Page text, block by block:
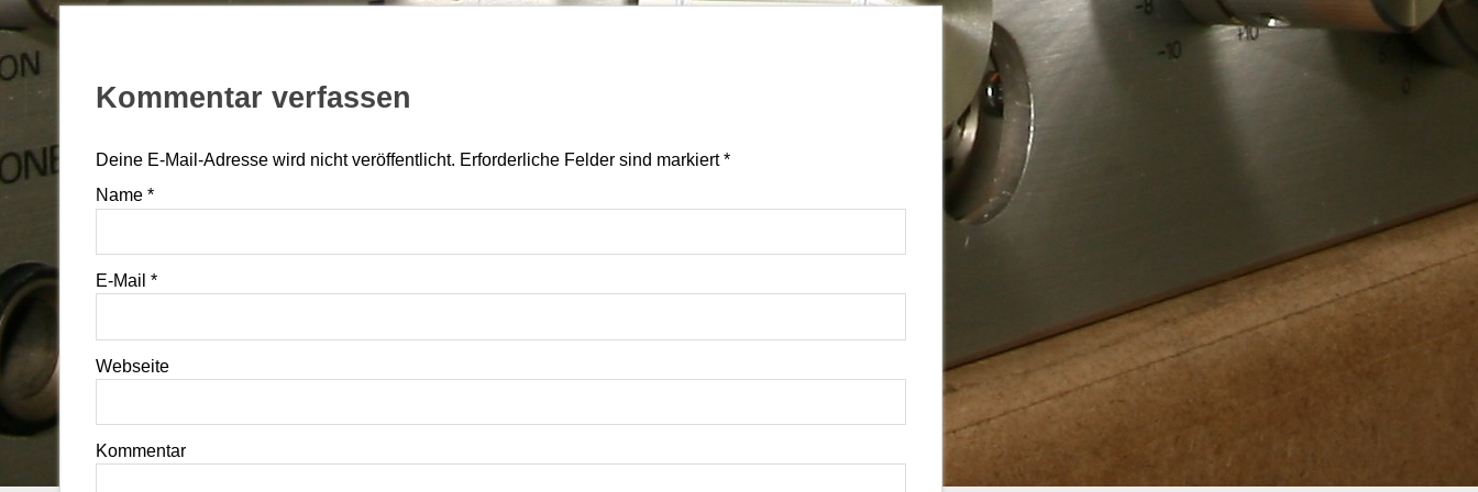
Kommentar verfassen
Deine E-Mail-Adresse wird nicht veröffentlicht. Erforderliche Felder sind markiert*
Name *
E-Mail *
Webseite
Kommentar